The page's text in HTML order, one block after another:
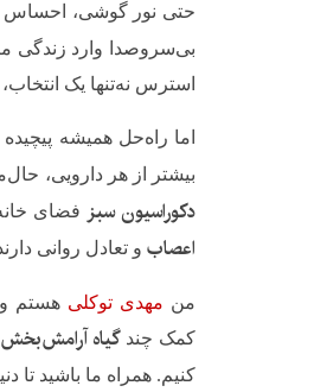
حتی نور گوشی، احساس
بی‌سروصدا وارد زندگی
استرس نه‌تنها یک
اما راه‌حل همیشه
بیشتر از هر دارویی،
دکوراسیون سبز فضای
اعصابو تعادل روانی
من مهدی توکلی هستم و
کمک چندگیاه آرامش‌بخش
کنیم. همراه ما باشید تا